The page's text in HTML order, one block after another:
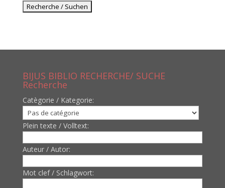
BIJUS BIBLIO RECHERCHE/ SUCHE
Recherche
Catègorie / Kategorie:
Plein texte / Volltext:
Auteur / Autor:
Mot clef / Schlagwort: